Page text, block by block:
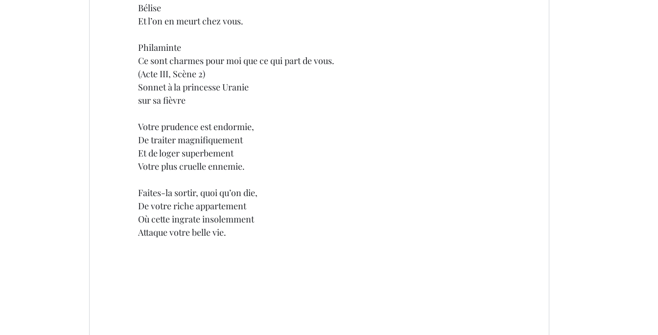
Bélise
Et l’on en meurt chez vous.
Philaminte
Ce sont charmes pour moi que ce qui part de vous.
(Acte III, Scène 2)
Sonnet à la princesse Uranie
sur sa fièvre
Votre prudence est endormie,
De traiter magnifiquement
Et de loger superbement
Votre plus cruelle ennemie.
Faites-la sortir, quoi qu’on die,
De votre riche appartement
Où cette ingrate insolemment
Attaque votre belle vie.